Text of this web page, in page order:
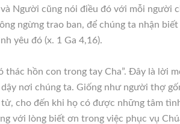
và Người cũng nói điều đó với mỗi người
ngừng trao ban, để chúng ta nhận
yêu đó (x. 1 Ga 4,16).
thác hồn con trong tay Cha”. Đây là lời
nơi chúng ta. Giống như người thợ
cho đến khi họ có được những tâm
với lòng biết ơn trong việc phục vụ